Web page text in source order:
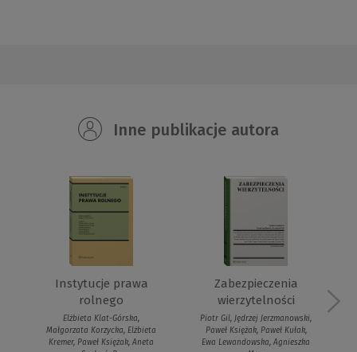
Inne publikacje autora
Instytucje prawa
rolnego
Elżbieta Klat-Górska,
Małgorzata Korzycka, Elżbieta
Kremer, Paweł Księżak, Aneta
Zabezpieczenia
wierzytelności
Piotr Gil, Jędrzej Jerzmanowski,
Paweł Księżak, Paweł Kułak,
Ewa Lewandowska, Agnieszka